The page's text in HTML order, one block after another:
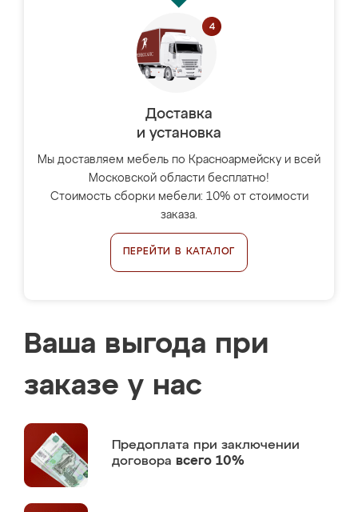
Доставка
и установка
Мы доставляем мебель по Красноармейску и всей
Московской области бесплатно!
Стоимость сборки мебели: 10% от стоимости
заказа.
ПЕРЕЙТИ В КАТАЛОГ
Ваша выгода при
заказе у нас
Предоплата при заключении
договора всего 10%